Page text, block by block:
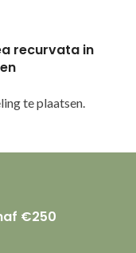
recurvata in
te plaatsen.
€250